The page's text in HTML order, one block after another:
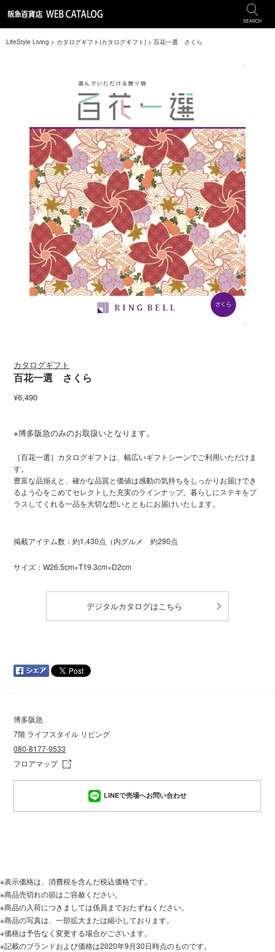
SEARCH
LifeStyle Living > カタログギフト(カタログギフト) > 百花一選 さくら
カタログギフト
百花一選 さくら
¥6,490
※博多阪急のみのお取扱いとなります。
［百花一選］カタログギフトは、幅広いギフトシーンでご利用いただけま
す。
豊富な品揃えと、確かな品質と価値は感動の気持ちをしっかりお届けでき
るよう心をこめてセレクトした充実のラインナップ。暮らしにステキをプ
ラスしてくれる一品を大切な想いとともにお届けいたします。
掲載アイテム数：約1,430点（内グルメ 約290点
サイズ：W26.5cm×T19.3cm×D2cm
デジタルカタログはこちら
博多阪急
7階 ライフスタイル リビング
080-8177-9533
フロアマップ
LINEで売場へお問い合わせ
※表示価格は、消費税を含んだ税込価格です。
※商品売切れの節はご容赦ください。
※商品の入荷につきましては係員までおたずねください。
※商品の写真は、一部拡大または縮小しております。
※価格は予告なく変更する場合がございます。
※記載のブランドおよび価格は2020年9月30日時点のものです。